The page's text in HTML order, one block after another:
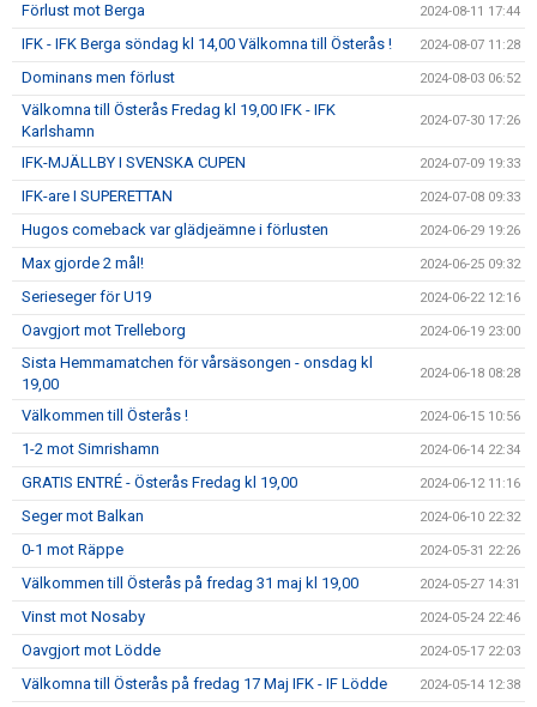
Förlust mot Berga 2024-08-11 17:44
IFK - IFK Berga söndag kl 14,00 Välkomna till Österås ! 2024-08-07 11:28
Dominans men förlust 2024-08-03 06:52
Välkomna till Österås Fredag kl 19,00 IFK - IFK
Karlshamn
2024-07-30 17:26
IFK-MJÄLLBY I SVENSKA CUPEN 2024-07-09 19:33
IFK-are I SUPERETTAN 2024-07-08 09:33
Hugos comeback var glädjeämne i förlusten 2024-06-29 19:26
Max gjorde 2 mål! 2024-06-25 09:32
Serieseger för U19 2024-06-22 12:16
Oavgjort mot Trelleborg 2024-06-19 23:00
Sista Hemmamatchen för vårsäsongen - onsdag kl
19,00
2024-06-18 08:28
Välkommen till Österås ! 2024-06-15 10:56
1-2 mot Simrishamn 2024-06-14 22:34
GRATIS ENTRÉ - Österås Fredag kl 19,00 2024-06-12 11:16
Seger mot Balkan 2024-06-10 22:32
0-1 mot Räppe 2024-05-31 22:26
Välkommen till Österås på fredag 31 maj kl 19,00 2024-05-27 14:31
Vinst mot Nosaby 2024-05-24 22:46
Oavgjort mot Lödde 2024-05-17 22:03
Välkomna till Österås på fredag 17 Maj IFK - IF Lödde 2024-05-14 12:38